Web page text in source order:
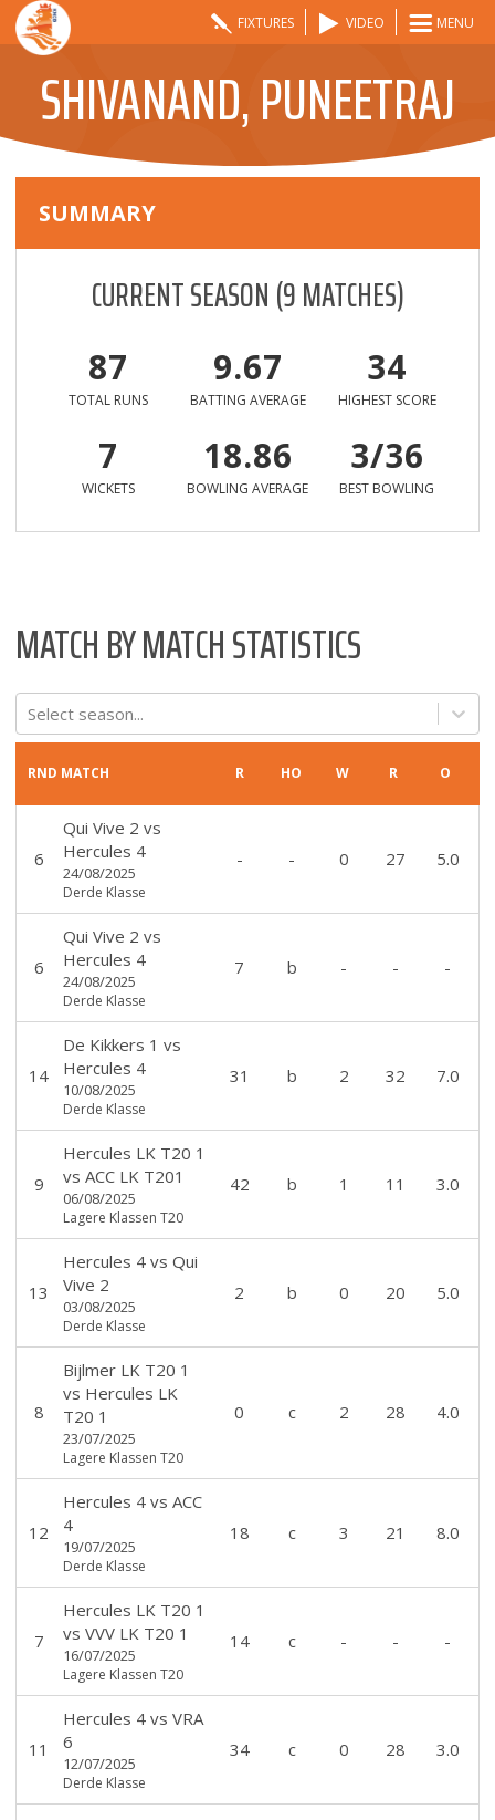
FIXTURES VIDEO MENU
SHIVANAND, PUNEETRAJ
SUMMARY
CURRENT SEASON(9MATCHES)
87
TOTAL RUNS
9.67
BATTING AVERAGE
34
HIGHEST SCORE
7
WICKETS
18.86
BOWLING AVERAGE
3/36
BEST BOWLING
MATCH BY MATCH STATISTICS
Select season...
RND MATCH R HO W R O
6
Qui Vive 2 vs
Hercules 4
24/08/2025
Derde Klasse
- - 0 27 5.0
6
Qui Vive 2 vs
Hercules 4
24/08/2025
Derde Klasse
7 b - - -
14
De Kikkers 1 vs
Hercules 4
10/08/2025
Derde Klasse
31 b 2 32 7.0
9
Hercules LK T20 1
vs ACC LK T201
06/08/2025
Lagere Klassen T20
42 b 1 11 3.0
13
Hercules 4vs Qui
Vive 2
03/08/2025
Derde Klasse
2 b 0 20 5.0
8
Bijlmer LK T20 1
vs Hercules LK
T20 1
23/07/2025
Lagere Klassen T20
0 c 2 28 4.0
12
Hercules 4vs ACC
4
19/07/2025
Derde Klasse
18 c 3 21 8.0
7
Hercules LK T20 1
vs VVV LK T20 1
16/07/2025
Lagere Klassen T20
14 c - - -
11
Hercules 4vs VRA
6
12/07/2025
Derde Klasse
34 c 0 28 3.0